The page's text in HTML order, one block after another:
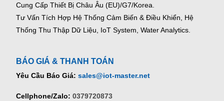
Cung Cấp Thiết Bị Châu Âu (EU)/G7/Korea.
Tư Vấn Tích Hợp Hệ Thống Cảm Biến & Điều Khiển, Hệ
Thống Thu Thập Dữ Liệu, IoT System, Water Analytics.
BÁO GIÁ & THANH TOÁN
Yêu Cầu Báo Giá: sales@iot-master.net
Cellphone/Zalo: 0379720873